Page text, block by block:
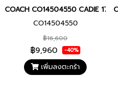
COACH CO14504550 CADIE
CO14504550
฿16,600
฿9,960 -40%
เพิ่มลงตะกร้า